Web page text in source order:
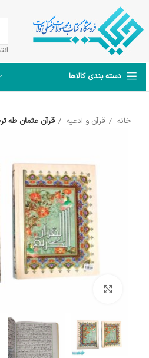
دسته بندی کالاها
خانه قرآن و ادعیه قرآن عثمان طه